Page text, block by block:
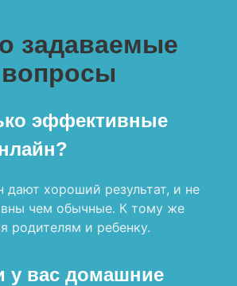
задаваемые
вопросы
эффективные
дают хороший результат, и не
чем обычные. К тому же
родителям и ребенку.
у вас домашние